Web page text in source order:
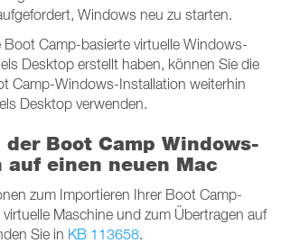
Windows neu zu starten.
Boot Camp-basierte virtuelle Windows-
Desktop erstellt haben, können Sie die
Camp-Windows-Installation weiterhin
Desktop verwenden.
der Boot Camp Windows-
einen neuen Mac
zum Importieren Ihrer Boot Camp-
Maschine und zum Übertragen auf
Sie in KB 113658.